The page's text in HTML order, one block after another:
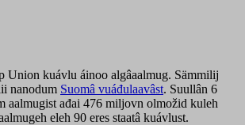
Union kuávlu áinoo algâaalmug. Sämmilij
nanodum Suomâ vuáđulaavâst. Suullân 6
aalmugist ađai 476 miljovn olmožid kuleh
eleh 90 eres staatâ kuávlust.